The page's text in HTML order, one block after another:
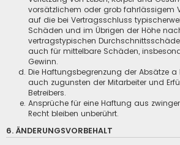
vorsätzlichem oder grob fahrlässigem
auf die bei Vertragsschluss
Schäden und im Übrigen der Höhe
vertragstypischen
auch für mittelbare Schäden,
Gewinn.
Die Haftungsbegrenzung der Absätze
auch zugunsten der Mitarbeiter und
Betreibers.
Ansprüche für eine Haftung aus
Recht bleiben unberührt.
6. ÄNDERUNGSVORBEHALT